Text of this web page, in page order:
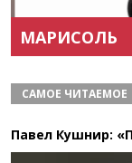
МАРИСОЛЬ
САМОЕ ЧИТАЕМОЕ
Павел Кушнир: